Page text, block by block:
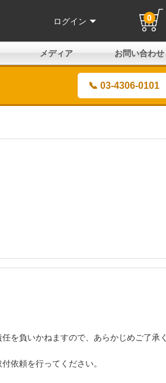
ログイン 0
メディア お問い合わせ
📞 03-4306-0101
を負いかねますので、あらかじめご了承く
依頼を行ってください。